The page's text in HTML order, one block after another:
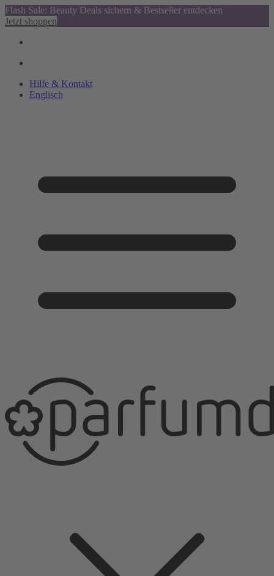
Flash Sale: Beauty Deals sichern & Bestseller entdecken
Jetzt shoppen
Hilfe & Kontakt
Englisch